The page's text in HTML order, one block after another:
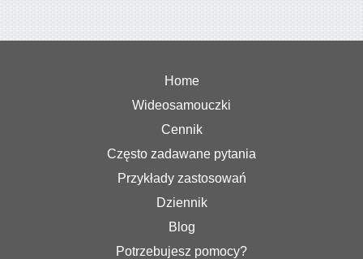
Home
Wideosamouczki
Cennik
Często zadawane pytania
Przykłady zastosowań
Dziennik
Blog
Potrzebujesz pomocy?